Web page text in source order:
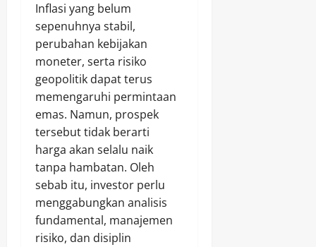
Inflasi yang belum
sepenuhnya stabil,
perubahan kebijakan
moneter, serta risiko
geopolitik dapat terus
memengaruhi permintaan
emas. Namun, prospek
tersebut tidak berarti
harga akan selalu naik
tanpa hambatan. Oleh
sebab itu, investor perlu
menggabungkan analisis
fundamental, manajemen
risiko, dan disiplin